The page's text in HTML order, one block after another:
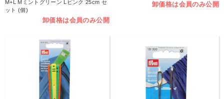
M+L Mミントグリーン Lピンク 25cm セ
ット (個)
卸価格は会員のみ公開
卸価格は会員のみ公開